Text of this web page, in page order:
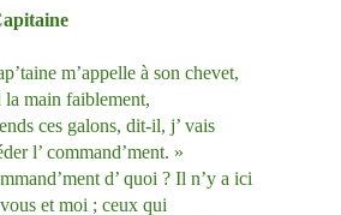
m’appelle à son chevet,
la main faiblement,
ces galons, dit-il, j’ vais
l’ command’ment. »
d’ quoi ? Il n’y a ici
et moi ; ceux qui